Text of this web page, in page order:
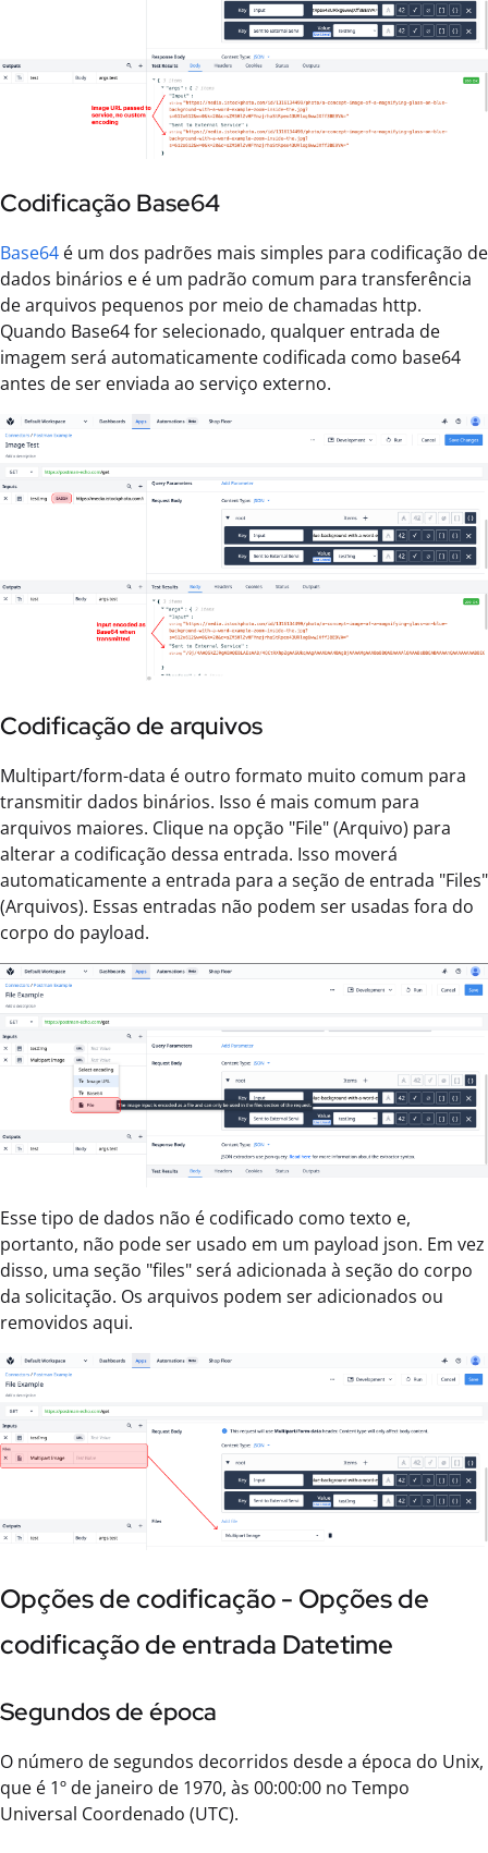
Codificação Base64
Base64 é um dos padrões mais simples para codificação de
dados binários e é um padrão comum para transferência
de arquivos pequenos por meio de chamadas http.
Quando Base64 for selecionado, qualquer entrada de
imagem será automaticamente codificada como base64
antes de ser enviada ao serviço externo.
Codificação de arquivos
Multipart/form-data é outro formato muito comum para
transmitir dados binários. Isso é mais comum para
arquivos maiores. Clique na opção "File" (Arquivo) para
alterar a codificação dessa entrada. Isso moverá
automaticamente a entrada para a seção de entrada "Files"
(Arquivos). Essas entradas não podem ser usadas fora do
corpo do payload.
Esse tipo de dados não é codificado como texto e,
portanto, não pode ser usado em um payload json. Em vez
disso, uma seção "files" será adicionada à seção do corpo
da solicitação. Os arquivos podem ser adicionados ou
removidos aqui.
Opções de codificação - Opções de
codificação de entrada Datetime
Segundos de época
O número de segundos decorridos desde a época do Unix,
que é 1º de janeiro de 1970, às 00:00:00 no Tempo
Universal Coordenado (UTC).